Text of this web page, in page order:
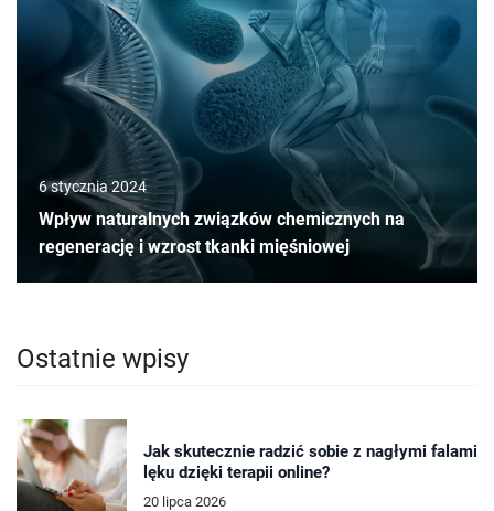
6 stycznia 2024
Wpływ naturalnych związków chemicznych na
regenerację i wzrost tkanki mięśniowej
Ostatnie wpisy
Jak skutecznie radzić sobie z nagłymi falami
lęku dzięki terapii online?
20 lipca 2026